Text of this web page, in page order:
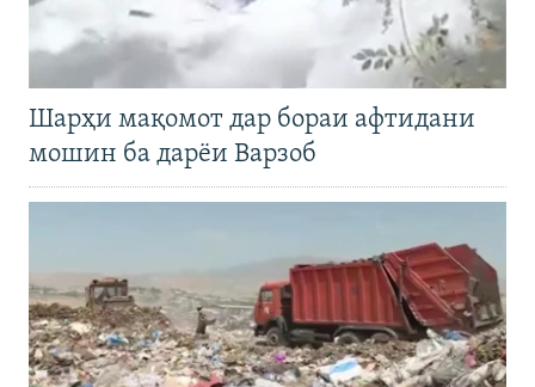
Шарҳи мақомот дар бораи афтидани
мошин ба дарёи Варзоб